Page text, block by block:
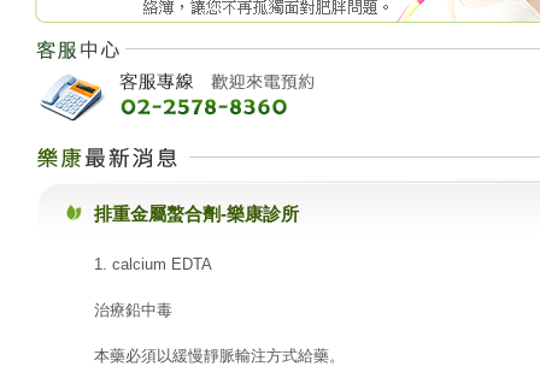
排重金屬螯合劑-樂康診所
1. calcium EDTA
治療鉛中毒
本藥必須以緩慢靜脈輸注方式給藥。